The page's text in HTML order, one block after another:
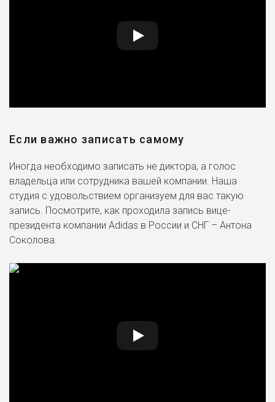
Если важно записать самому
Иногда необходимо записать не диктора, а голос
владельца или сотрудника вашей компании. Наша
студия с удовольствием организуем для вас такую
запись. Посмотрите, как проходила запись вице-
президента компании Adidas в России и СНГ – Антона
Соколова.